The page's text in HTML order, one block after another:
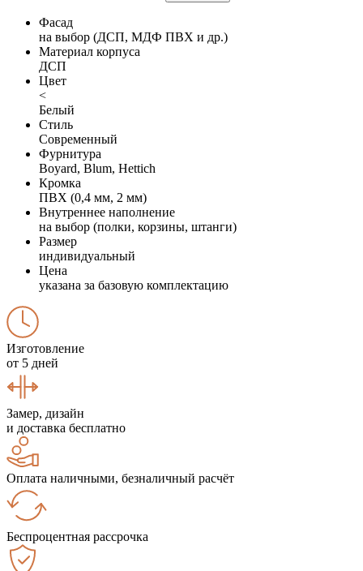
Фасад
на выбор (ДСП, МДФ ПВХ и др.)
Материал корпуса
ДСП
Цвет
<
Белый
Стиль
Современный
Фурнитура
Boyard, Blum, Hettich
Кромка
ПВХ (0,4 мм, 2 мм)
Внутреннее наполнение
на выбор (полки, корзины, штанги)
Размер
индивидуальный
Цена
указана за базовую комплектацию
Изготовление
от 5 дней
Замер, дизайн
и доставка бесплатно
Оплата наличными, безналичный расчёт
Беспроцентная рассрочка